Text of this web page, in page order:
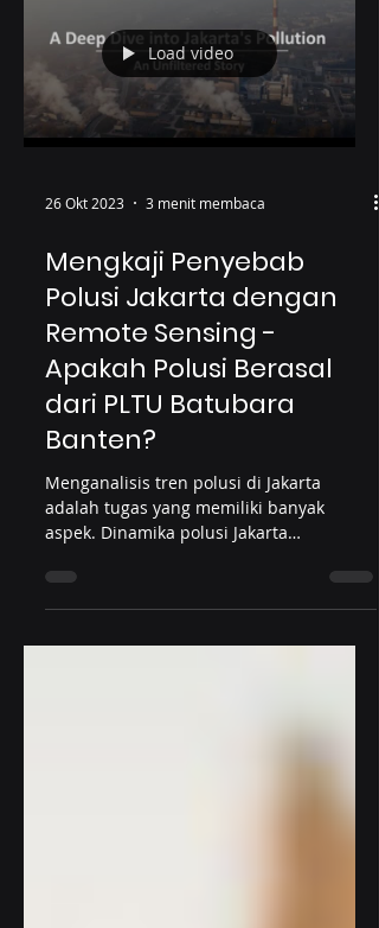
Load video
26 Okt 2023 3 menit membaca
Mengkaji Penyebab
Polusi Jakarta dengan
Remote Sensing -
Apakah Polusi Berasal
dari PLTU Batubara
Banten?
Menganalisis tren polusi di Jakarta
aspek. Dinamika polusi Jakarta
dipengaruhi oleh berbagai faktor, terma